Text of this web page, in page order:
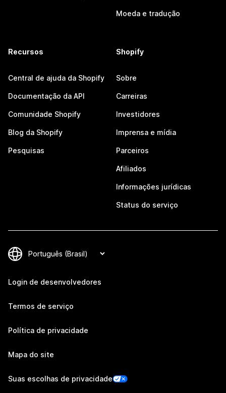
Moeda e tradução
Recursos
Central de ajuda da Shopify
Documentação da API
Comunidade Shopify
Blog da Shopify
Pesquisas
Shopify
Sobre
Carreiras
Investidores
Imprensa e mídia
Parceiros
Afiliados
Informações jurídicas
Status do serviço
Login de desenvolvedores
Termos de serviço
Política de privacidade
Mapa do site
Suas escolhas de privacidade